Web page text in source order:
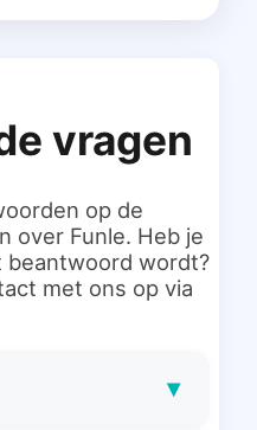
vragen
op de
over Funle. Heb je
beantwoord wordt?
met ons op via
▾